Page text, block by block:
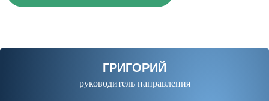
ГРИГОРИЙ
руководитель направления